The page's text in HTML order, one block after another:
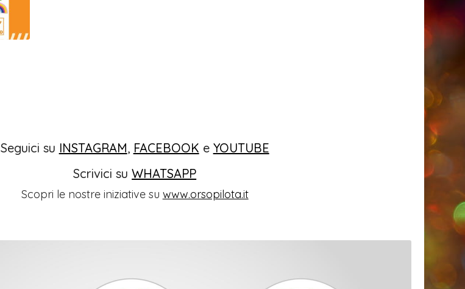
Seguici su INSTAGRAM, FACEBOOK e YOUTUBE
Scrivici suWHATSAPP
Scopri le nostre iniziative su www.orsopilota.it